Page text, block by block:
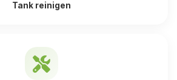
Tank reinigen